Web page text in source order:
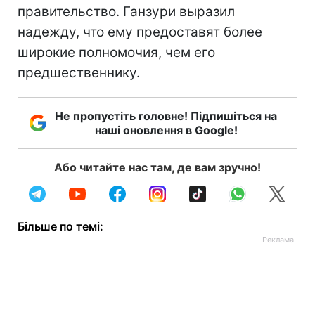
правительство. Ганзури выразил
надежду, что ему предоставят более
широкие полномочия, чем его
предшественнику.
Не пропустіть головне! Підпишіться на
наші оновлення в Google!
Або читайте нас там, де вам зручно!
Більше по темі: